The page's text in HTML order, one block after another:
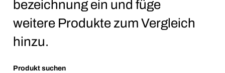
bezeichnung ein und füge
weitere Produkte zum Vergleich
hinzu.
Produkt suchen